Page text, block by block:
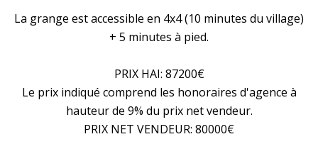
La grange est accessible en 4x4 (10 minutes du village)
+ 5 minutes à pied.
PRIX HAI: 87200€
Le prix indiqué comprend les honoraires d'agence à
hauteur de 9% du prix net vendeur.
PRIX NET VENDEUR: 80000€